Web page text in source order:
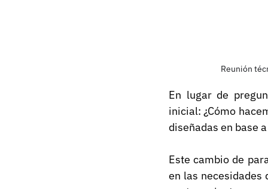
Reunión
En lugar de
inicial: ¿Cómo
diseñadas en base
Este cambio de
en las necesidades